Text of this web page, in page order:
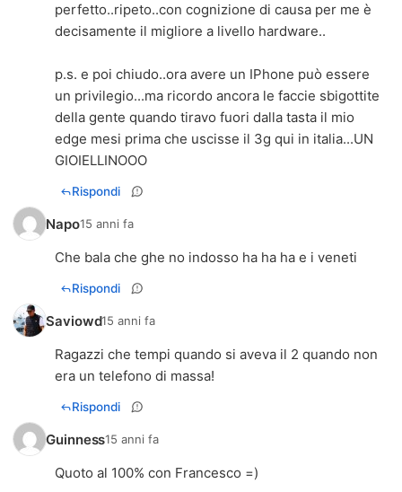
perfetto..ripeto..con cognizione di causa per me è
decisamente il migliore a livello hardware..
p.s. e poi chiudo..ora avere un IPhone può essere
un privilegio...ma ricordo ancora le faccie sbigottite
della gente quando tiravo fuori dalla tasta il mio
edge mesi prima che uscisse il 3g qui in italia...UN
GIOIELLINOOO
Rispondi
Napo15 anni fa
Che bala che ghe no indosso ha ha ha e i veneti
Rispondi
Saviowd15 anni fa
Ragazzi che tempi quando si aveva il 2 quando non
era un telefono di massa!
Rispondi
Guinness15 anni fa
Quoto al 100% con Francesco =)